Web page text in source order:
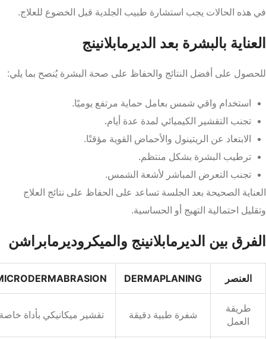
في هذه الحالات يجب استشارة طبيب الجلدية قبل الخضوع للعلاج.
العناية بالبشرة بعد الديرمابلانينج
للحصول على أفضل النتائج والحفاظ على صحة البشرة يُنصح بما يلي:
استخدام واقي شمس بعامل حماية مرتفع يوميًا.
تجنب التقشير الكيميائي لمدة عدة أيام.
الابتعاد عن الريتينول والأحماض القوية مؤقتًا.
ترطيب البشرة بشكل منتظم.
تجنب التعرض المباشر لأشعة الشمس.
العناية الصحيحة بعد الجلسة تساعد على الحفاظ على نتائج العلاج
وتقليل احتمالية التهيج أو الحساسية.
الفرق بين الديرمابلانينج والميكروديرمابراشن
العنصر DERMAPLANING
طريقة
العمل
شفرة طبية دقيقة تقشير ميكانيكي بأداة